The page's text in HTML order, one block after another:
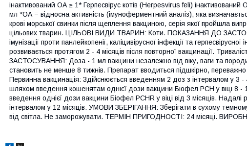
інактивований ОА ≥ 1* Герпесвірус котів (Herpesvirus feli)
мл *ОА = відносна активність (імуноферментний аналіз), яка
крові морської свинки після щеплення вакциною, серія якої пройшла
цільових тварин. ЦІЛЬОВІ ВИДИ ТВАРИН: Коти. ПОКАЗАННЯ ДО
імунізації проти панлейкопенії, каліцивірусної інфекції та герпесвірусної
розвивається протягом 2 - 4 місяців після повторної вакцинації.
ЗАСТОСУВАННЯ: Доза - 1 мл вакцини незалежно від віку, ваги та
становить не менше 8 тижнів. Препарат вводиться підшкірно,
Первинна вакцинація: Здійснюється введенням 2 доз з інтервалом у 3
шляхом введення кошенятам однієї дози вакцини Біофел PCH у віці 8 -
введення однієї дози вакцини Біофел PCHR у віці від 3 місяців.
інтервалом у 12 місяців. УМОВИ ЗБЕРІГАННЯ: Зберігати в сухому
від світла. Не заморожувати. ТЕРМІН ПРИГОДНОСТІ: 24 місяці.